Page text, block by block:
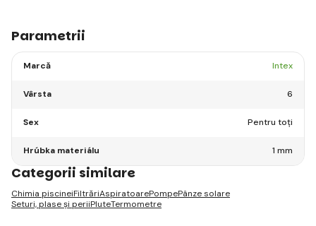
Parametrii
Marcă Intex
Vârsta 6
Sex Pentru toți
Hrúbka materiálu 1 mm
Categorii similare
Chimia piscineiFiltrăriAspiratoarePompePânze solare
Seturi, plase și periiPluteTermometre